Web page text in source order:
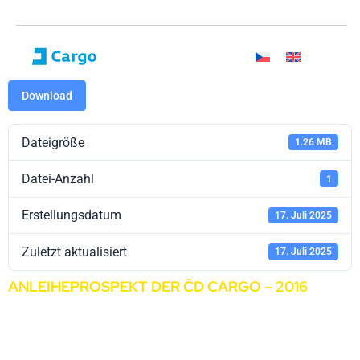
Download
Dateigröße 1.26 MB
Datei-Anzahl 1
Erstellungsdatum 17. Juli 2025
Zuletzt aktualisiert 17. Juli 2025
ANLEIHEPROSPEKT DER ČD CARGO – 2016